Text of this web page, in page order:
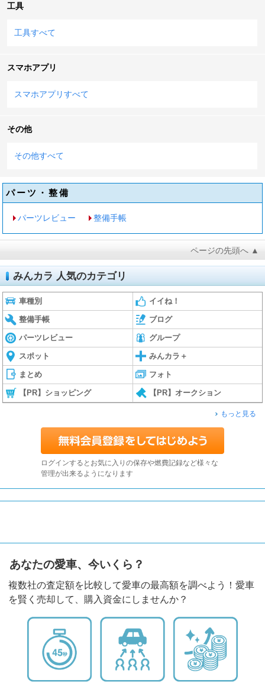
工具
工具すべて
スマホアプリ
スマホアプリすべて
その他
その他すべて
パーツ・整備
パーツレビュー 整備手帳
ページの先頭へ ▲
みんカラ 人気のカテゴリ
車種別 イイね！
整備手帳 ブログ
パーツレビュー グループ
スポット みんカラ＋
まとめ フォト
【PR】ショッピング 【PR】オークション
もっと見る
ログインするとお気に入りの保存や燃費記録など様々な
管理が出来るようになります
あなたの愛車、今いくら？
複数社の査定額を比較して愛車の最高額を調べよう！愛車
を賢く売却して、購入資金にしませんか？